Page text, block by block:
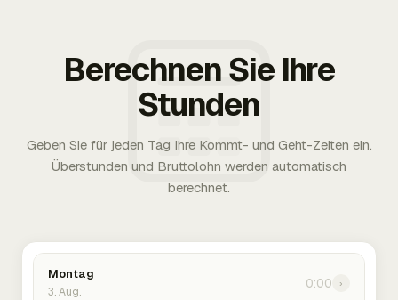
Berechnen Sie Ihre
Stunden
Geben Sie für jeden Tag Ihre Kommt- und Geht-Zeiten ein.
Überstunden und Bruttolohn werden automatisch
berechnet.
Montag
3. Aug.
0:00 ›